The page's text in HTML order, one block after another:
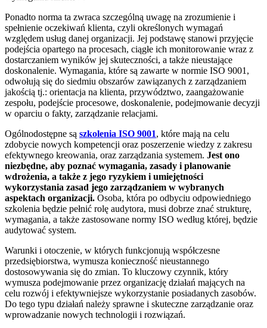
Ponadto norma ta zwraca szczególną uwagę na zrozumienie i
spełnienie oczekiwań klienta, czyli określonych wymagań
względem usług danej organizacji. Jej podstawę stanowi przyjęcie
podejścia opartego na procesach, ciągłe ich monitorowanie wraz z
dostarczaniem wyników jej skuteczności, a także nieustające
doskonalenie. Wymagania, które są zawarte w normie ISO 9001,
odwołują się do siedmiu obszarów zawiązanych z zarządzaniem
jakością tj.: orientacja na klienta, przywództwo, zaangażowanie
zespołu, podejście procesowe, doskonalenie, podejmowanie decyzji
w oparciu o fakty, zarządzanie relacjami.
Ogólnodostępne są szkolenia ISO 9001, które mają na celu
zdobycie nowych kompetencji oraz poszerzenie wiedzy z zakresu
efektywnego kreowania, oraz zarządzania systemem. Jest ono
niezbędne, aby poznać wymagania, zasady i planowanie
wdrożenia, a także z jego ryzykiem i umiejętności
wykorzystania zasad jego zarządzaniem w wybranych
aspektach organizacji. Osoba, która po odbyciu odpowiedniego
szkolenia będzie pełnić rolę audytora, musi dobrze znać strukturę,
wymagania, a także zastosowane normy ISO według której, będzie
audytować system.
Warunki i otoczenie, w których funkcjonują współczesne
przedsiębiorstwa, wymusza konieczność nieustannego
dostosowywania się do zmian. To kluczowy czynnik, który
wymusza podejmowanie przez organizację działań mających na
celu rozwój i efektywniejsze wykorzystanie posiadanych zasobów.
Do tego typu działań należy sprawne i skuteczne zarządzanie oraz
wprowadzanie nowych technologii i rozwiązań.